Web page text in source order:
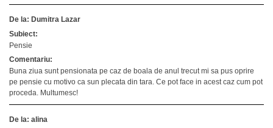
De la: Dumitra Lazar
Subiect:
Pensie
Comentariu:
Buna ziua sunt pensionata pe caz de boala de anul trecut mi sa pus oprire
pe pensie cu motivo ca sun plecata din tara. Ce pot face in acest caz cum pot
proceda. Multumesc!
De la: alina